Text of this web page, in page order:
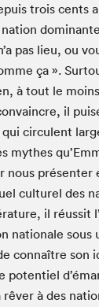
trois cents
pas lieu, ou
ça ».
à tout le
il
cir­cu­lent
mythes
nous présen­ter
cul­turel des
il réus­sit
nationale sous
con­naître son
poten­tiel
à des